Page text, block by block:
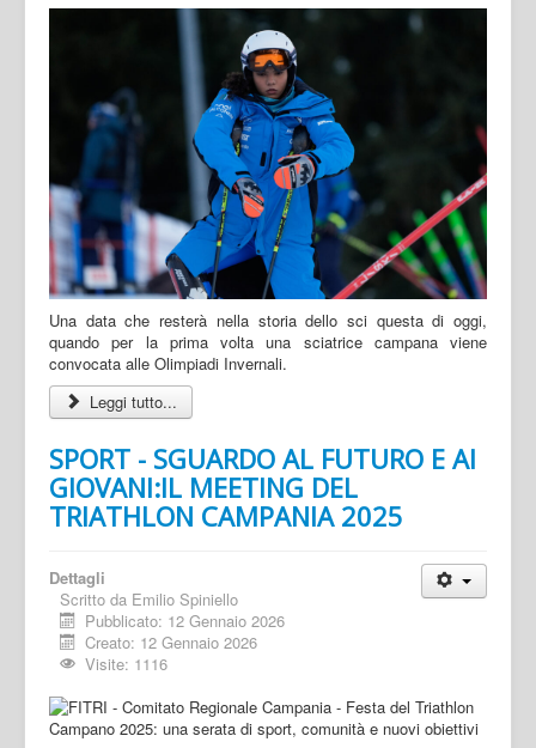
Una data che resterà nella storia dello sci questa di oggi,
quando per la prima volta una sciatrice campana viene
convocata alle Olimpiadi Invernali.
Leggi tutto...
SPORT - SGUARDO AL FUTURO E AI
GIOVANI:IL MEETING DEL
TRIATHLON CAMPANIA 2025
Dettagli
Scritto da Emilio Spiniello
Pubblicato: 12 Gennaio 2026
Creato: 12 Gennaio 2026
Visite: 1116